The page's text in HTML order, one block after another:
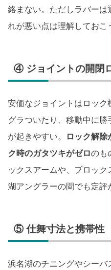
絡まない。ただしラバーは
れが悪い点は理解しておこ
④ ジョイントの開閉
安価なジョイントはロッ
グラついたり、移動中に
が起きやすい。
ロック解除
ク時のガタツキがゼロのも
ックスアームや、プロッ
湖アングラーの間でも定評
⑤ 仕舞寸法と携帯性
浜名湖のチニングやシーバ